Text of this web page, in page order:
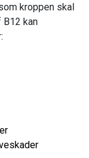
kroppen skal
B12 kan